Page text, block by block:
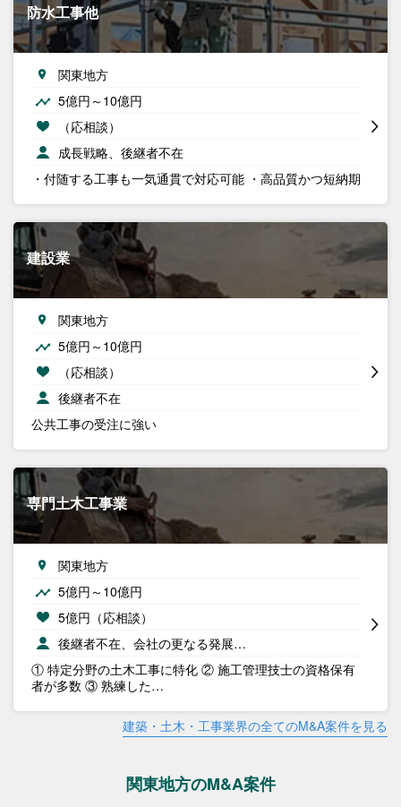
防水工事他
関東地方
5億円～10億円
（応相談）
成長戦略、後継者不在
・付随する工事も一気通貫で対応可能 ・高品質かつ短納期
建設業
関東地方
5億円～10億円
（応相談）
後継者不在
公共工事の受注に強い
専門土木工事業
関東地方
5億円～10億円
5億円（応相談）
後継者不在、会社の更なる発展…
① 特定分野の土木工事に特化 ② 施工管理技士の資格保有
者が多数 ③ 熟練した…
建築・土木・工事業界の全てのM&A案件を見る
関東地方のM&A案件